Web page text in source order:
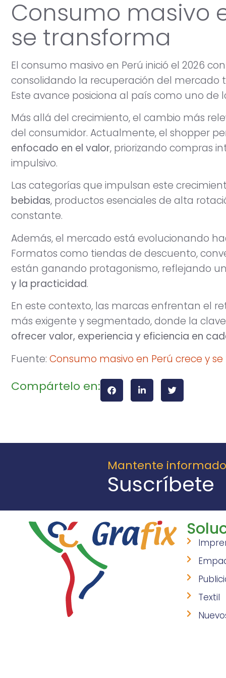
Consumo masivo
se transforma
El consumo masivo en Perú inició el 2026
consolidando la recuperación del mercado
Este avance posiciona al país como uno de
Más allá del crecimiento, el cambio más
del consumidor. Actualmente, el shopper
enfocado en el valor, priorizando compras
impulsivo.
Las categorías que impulsan este
bebidas, productos esenciales de alta
constante.
Además, el mercado está evolucionando
Formatos como tiendas de descuento,
están ganando protagonismo, reflejando
y la practicidad.
En este contexto, las marcas enfrentan el
más exigente y segmentado, donde la
ofrecer valor, experiencia y eficiencia en
Fuente: Consumo masivo en Perú crece y
Compártelo en:
Mantente informado
Suscríbete
Textil